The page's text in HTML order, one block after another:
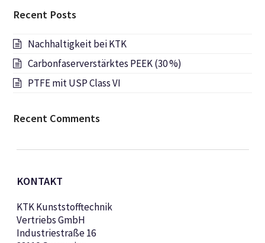
oder
Recent Posts
Nachhaltigkeit bei KTK
Carbonfaserverstärktes PEEK (30 %)
PTFE mit USP Class VI
Recent Comments
KONTAKT
KTK Kunststofftechnik
Vertriebs GmbH
Industriestraße 16